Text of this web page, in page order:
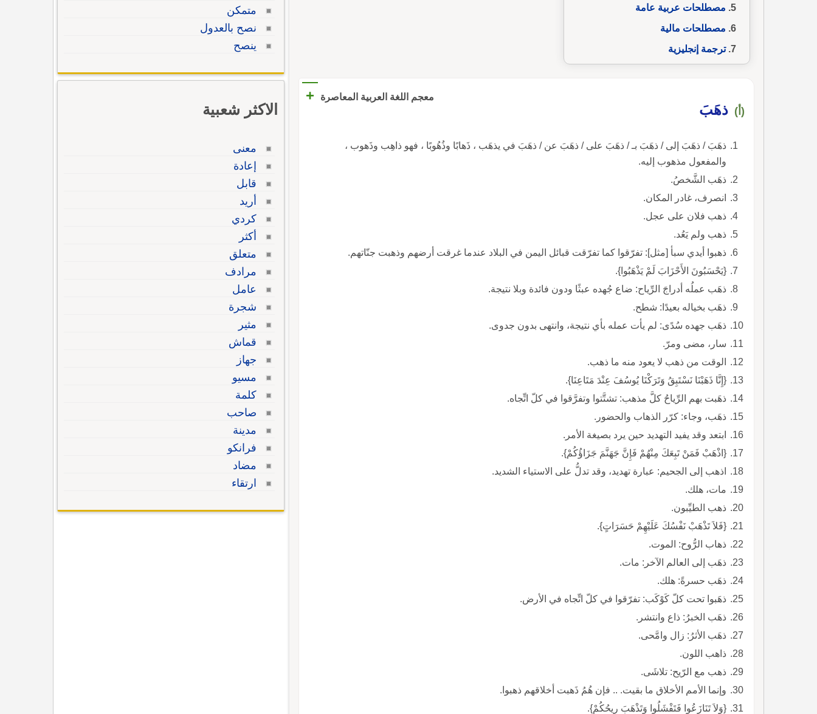
مصطلحات عربية عامة
مصطلحات مالية
ترجمة إنجليزية
معجم اللغة العربية المعاصرة +
(أ) ذهَبَ
ذهَبَ / ذهَبَ إلى / ذهَبَ بـ / ذهَبَ على / ذهَبَ عن / ذهَبَ في يذهَب ، ذَهابًا وذُهُوبًا ، فهو ذاهِب وذَهوب ،
والمفعول مذهوب إليه.
ذهَب الشَّخصُ.
انصرف، غادر المكان.
ذهب فلان على عجل.
ذهب ولم يَعُد.
ذهبوا أيدي سبأ [مثل]: تفرّقوا كما تفرّقت قبائل اليمن في البلاد عندما غرقت أرضهم وذهبت جنّاتهم.
{يَحْسَبُونَ الأَحْزَابَ لَمْ يَذْهَبُوا}.
ذهَب عملُه أدراجَ الرِّياح: ضاع جُهده عبثًا ودون فائدة وبلا نتيجة.
ذهَب بخياله بعيدًا: شطح.
ذهَب جهده سُدًى: لم يأت عمله بأي نتيجة، وانتهى بدون جدوى.
سار، مضى ومرّ.
الوقت من ذهب لا يعود منه ما ذهب.
{إِنَّا ذَهَبْنَا نَسْتَبِقُ وَتَرَكْنَا يُوسُفَ عِنْدَ مَتَاعِنَا}.
ذهَبت بهم الرِّياحُ كلَّ مذهب: تشتَّتوا وتفرَّقوا في كلّ اتِّجاه.
ذهَب، وجاء: كرّر الذهاب والحضور.
ابتعد وقد يفيد التهديد حين يرد بصيغة الأمر.
{اذْهَبْ فَمَنْ تَبِعَكَ مِنْهُمْ فَإِنَّ جَهَنَّمَ جَزَاؤُكُمْ}.
اذهب إلى الجحيم: عبارة تهديد، وقد تدلُّ على الاستياء الشديد.
مات، هلك.
ذهب الطيِّبون.
{فَلاَ تَذْهَبْ نَفْسُكَ عَلَيْهِمْ حَسَرَاتٍ}.
ذهاب الرُّوح: الموت.
ذهَب إلى العالم الآخر: مات.
ذهَب حسرةً: هلك.
ذهَبوا تحت كلّ كَوْكَب: تفرّقوا في كلّ اتِّجاه في الأرض.
ذهَب الخبرُ: ذاع وانتشر.
ذهَب الأثرُ: زال وامَّحى.
ذاهب اللون.
ذهب مع الرّيح: تلاشَى.
وإنما الأمم الأخلاق ما بقيت. .. فإن هُمُ ذَهبت أخلاقهم ذهبوا.
{وَلاَ تَنَازَعُوا فَتَفْشَلُوا وَتَذْهَبَ رِيحُكُمْ}.
متمكن
نصح بالعدول
ينصح
الاكثر شعبية
معنى
إعادة
قابل
أريد
كردي
أكثر
متعلق
مرادف
عامل
شجرة
مثير
قماش
جهاز
مسيو
كلمة
صاحب
مدينة
فرانكو
مضاد
ارتقاء